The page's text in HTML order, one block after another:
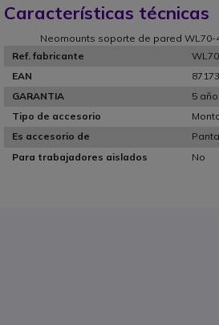
Características técnicas
Neomounts soporte de pared WL70-
Ref. fabricante
EAN
GARANTIA
5
Tipo de accesorio
Es accesorio de
Para trabajadores aislados
No